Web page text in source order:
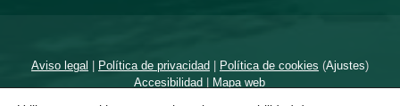
Aviso legal | Política de privacidad| Política de cookies (Ajustes)
Accesibilidad | Mapa web